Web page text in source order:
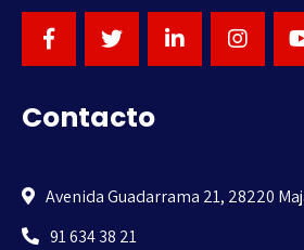
Contacto
Avenida Guadarrama 21, 28220
91 634 38 21